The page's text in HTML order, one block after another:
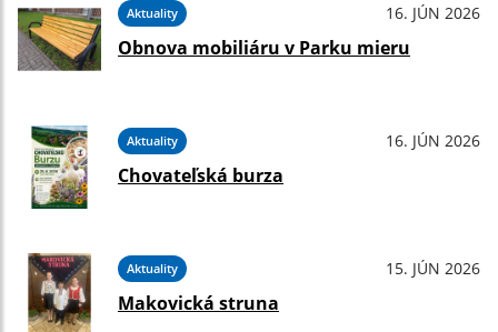
Aktuality 16. JÚN 2026
Obnova mobiliáru v Parku mieru
Aktuality 16. JÚN 2026
Chovateľská burza
Aktuality 15. JÚN 2026
Makovická struna